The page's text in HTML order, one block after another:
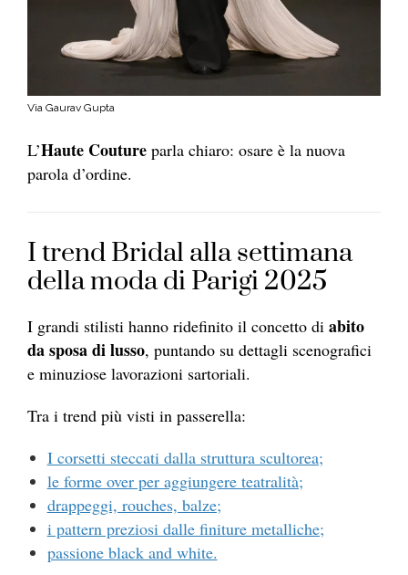
Via Gaurav Gupta
L’Haute Couture parla chiaro: osare è la nuova
parola d’ordine.
I trend Bridal alla settimana
della moda di Parigi 2025
I grandi stilisti hanno ridefinito il concetto di abito
da sposa di lusso, puntando su dettagli scenografici
e minuziose lavorazioni sartoriali.
Tra i trend più visti in passerella:
I corsetti steccati dalla struttura scultorea;
le forme over per aggiungere teatralità;
drappeggi, rouches, balze;
i pattern preziosi dalle finiture metalliche;
passione black and white.